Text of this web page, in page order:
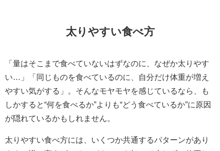
太りやすい食べ方
「量はそこまで食べていないはずなのに、なぜか太りやす
い…」「同じものを食べているのに、自分だけ体重が増え
やすい気がする」。そんなモヤモヤを感じているなら、も
しかすると“何を食べるか”よりも“どう食べているか”に原因
が隠れているかもしれません。
太りやすい食べ方には、いくつか共通するパターンがあり